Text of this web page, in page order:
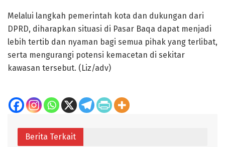
Melalui langkah pemerintah kota dan dukungan dari
DPRD, diharapkan situasi di Pasar Baqa dapat menjadi
lebih tertib dan nyaman bagi semua pihak yang terlibat,
serta mengurangi potensi kemacetan di sekitar
kawasan tersebut. (Liz/adv)
Berita Terkait